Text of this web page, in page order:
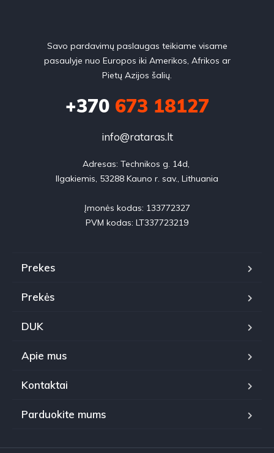
Savo pardavimų paslaugas teikiame visame
pasaulyje nuo Europos iki Amerikos, Afrikos ar
Pietų Azijos šalių.
+370673 18127
info@rataras.lt
Adresas: Technikos g. 14d,
Ilgakiemis, 53288 Kauno r. sav., Lithuania
Įmonės kodas: 133772327
PVM kodas: LT337723219
Prekes
Prekės
DUK
Apie mus
Kontaktai
Parduokite mums